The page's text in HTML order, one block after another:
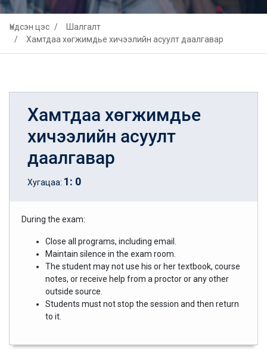
Үндсэн цэс
Шалгалт
Хамтдаа хөгжимдье хичээлийн асуулт даалгавар
Хамтдаа хөгжимдье
хичээлийн асуулт
даалгавар
Хугацаа: 1: 0
During the exam:
Close all programs, including email.
Maintain silence in the exam room.
The student may not use his or her textbook, course
notes, or receive help from a proctor or any other
outside source.
Students must not stop the session and then return
to it.